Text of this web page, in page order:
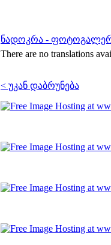
ნადოკრა -
There are no translations
< უკან დაბრუნება